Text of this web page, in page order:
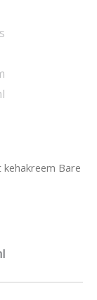
kehakreem Bare